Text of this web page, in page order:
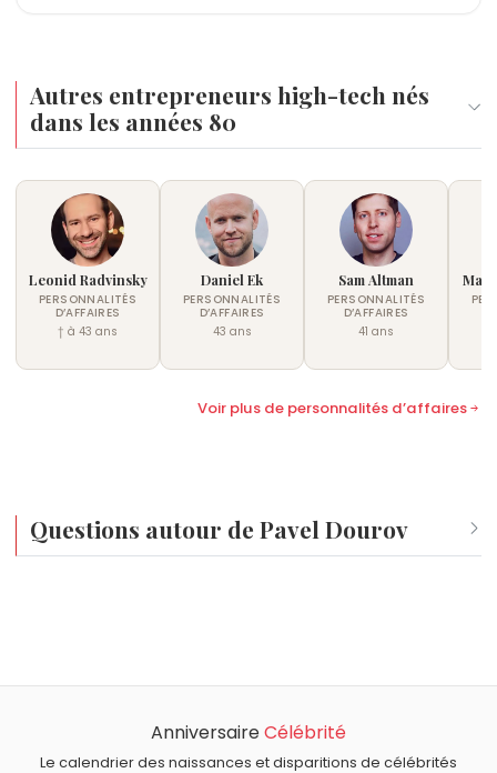
Autres entrepreneurs high-tech nés
dans les années 80
Leonid Radvinsky
PERSONNALITÉS
D’AFFAIRES
† à 43 ans
Daniel Ek
PERSONNALITÉS
D’AFFAIRES
43 ans
Sam Altman
PERSONNALITÉS
D’AFFAIRES
41 ans
Voir plus de personnalités d’affaires
Questions autour de Pavel Dourov
,Edmond de Rothschild,Henri Giscard
d'Estaing,Henry John HeinzetJean Panzanisont du
AnniversaireCélébrité
Le calendrier des naissances et disparitions de célébrités